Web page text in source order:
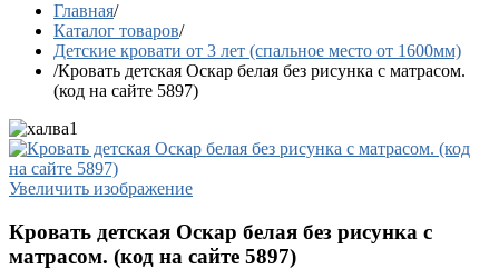
Главная/
Каталог товаров/
Детские кровати от 3 лет (спальное место от 1600мм)
/Кровать детская Оскар белая без рисунка с матрасом.
(код на сайте 5897)
Увеличить изображение
Кровать детская Оскар белая без рисунка с
матрасом. (код на сайте 5897)